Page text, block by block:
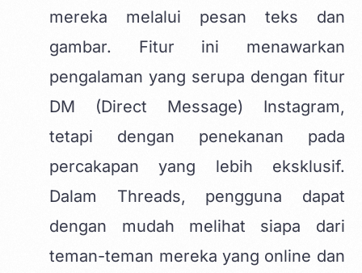
mereka melalui pesan teks dan
gambar. Fitur ini menawarkan
pengalaman yang serupa dengan fitur
DM (Direct Message) Instagram,
tetapi dengan penekanan pada
percakapan yang lebih eksklusif.
Dalam Threads, pengguna dapat
dengan mudah melihat siapa dari
teman-teman mereka yang online dan